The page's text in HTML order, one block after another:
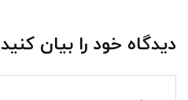
دیدگاه خود را بیان کنید